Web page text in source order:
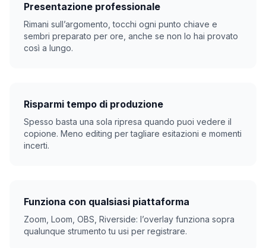
Presentazione professionale
Rimani sull’argomento, tocchi ogni punto chiave e
sembri preparato per ore, anche se non lo hai provato
così a lungo.
Risparmi tempo di produzione
Spesso basta una sola ripresa quando puoi vedere il
copione. Meno editing per tagliare esitazioni e momenti
incerti.
Funziona con qualsiasi piattaforma
Zoom, Loom, OBS, Riverside: l’overlay funziona sopra
qualunque strumento tu usi per registrare.